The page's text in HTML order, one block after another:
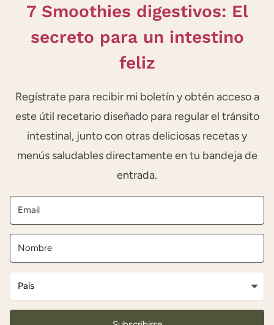
7 Smoothies digestivos: El
secreto para un intestino
feliz
Regístrate para recibir mi boletín y obtén acceso a
este útil recetario diseñado para regular el tránsito
intestinal, junto con otras deliciosas recetas y
menús saludables directamente en tu bandeja de
entrada.